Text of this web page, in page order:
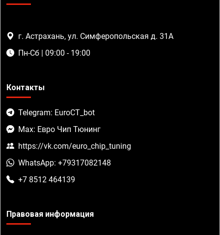
г. Астрахань, ул. Симферопольская д. 31А
Пн-Сб | 09:00 - 19:00
Контакты
Telegram: EuroCT_bot
Max: Евро Чип Тюнинг
https://vk.com/euro_chip_tuning
WhatsApp: +79317082148
+7 8512 464139
Правовая информация